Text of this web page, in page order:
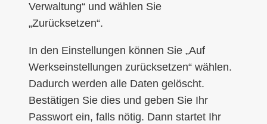
Verwaltung“ und wählen Sie
„Zurücksetzen“.
In den Einstellungen können Sie „Auf
Werkseinstellungen zurücksetzen“ wählen.
Dadurch werden alle Daten gelöscht.
Bestätigen Sie dies und geben Sie Ihr
Passwort ein, falls nötig. Dann startet Ihr